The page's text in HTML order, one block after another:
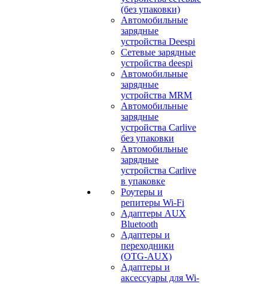
(без упаковки)
Автомобильные
зарядные
устройства Deespi
Сетевые зарядные
устройства deespi
Автомобильные
зарядные
устройства MRM
Автомобильные
зарядные
устройства Carlive
без упаковки
Автомобильные
зарядные
устройства Carlive
в упаковке
Роутеры и
репитеры Wi-Fi
Адаптеры AUX
Bluetooth
Адаптеры и
переходники
(OTG-AUX)
Адаптеры и
аксессуары для Wi-